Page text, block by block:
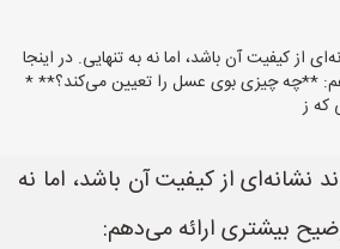
از کیفیت آن باشد، اما نه به تنهایی. در اینجا
**چه چیزی بوی عسل را تعیین می‌کند؟** *
که ز
نشانه‌ای از کیفیت آن باشد، اما نه
بیشتری ارائه می‌دهم: